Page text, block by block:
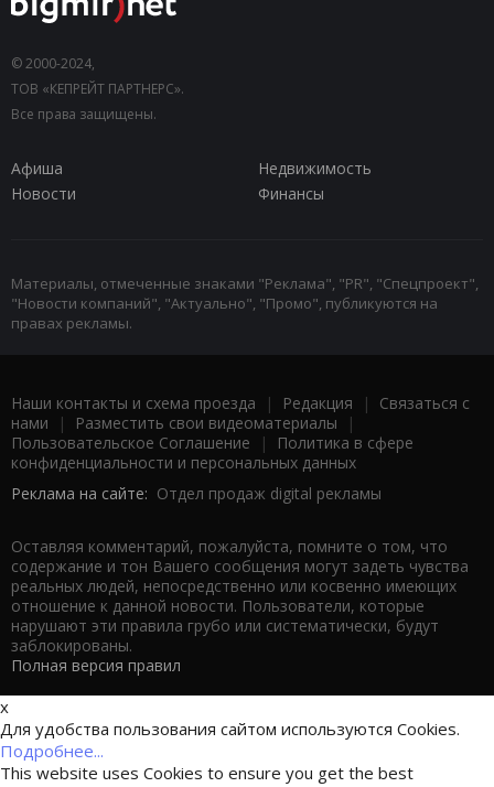
© 2000-2024,
ТОВ «КЕПРЕЙТ ПАРТНЕРС».
Все права защищены.
Афиша
Недвижимость
Новости
Финансы
Материалы, отмеченные знаками "Реклама", "PR", "Спецпроект",
"Новости компаний", "Актуально", "Промо", публикуются на
правах рекламы.
Наши контакты и схема проезда | Редакция | Связаться с
нами | Разместить свои видеоматериалы |
Пользовательское Соглашение |
Политика в сфере
конфиденциальности и персональных данных
Реклама на сайте: Отдел продаж digital рекламы
Оставляя комментарий, пожалуйста, помните о том, что
содержание и тон Вашего сообщения могут задеть чувства
реальных людей, непосредственно или косвенно имеющих
отношение к данной новости. Пользователи, которые
нарушают эти правила грубо или систематически, будут
заблокированы.
Полная версия правил
x
Для удобства пользования сайтом используются Cookies.
Подробнее...
This website uses Cookies to ensure you get the best